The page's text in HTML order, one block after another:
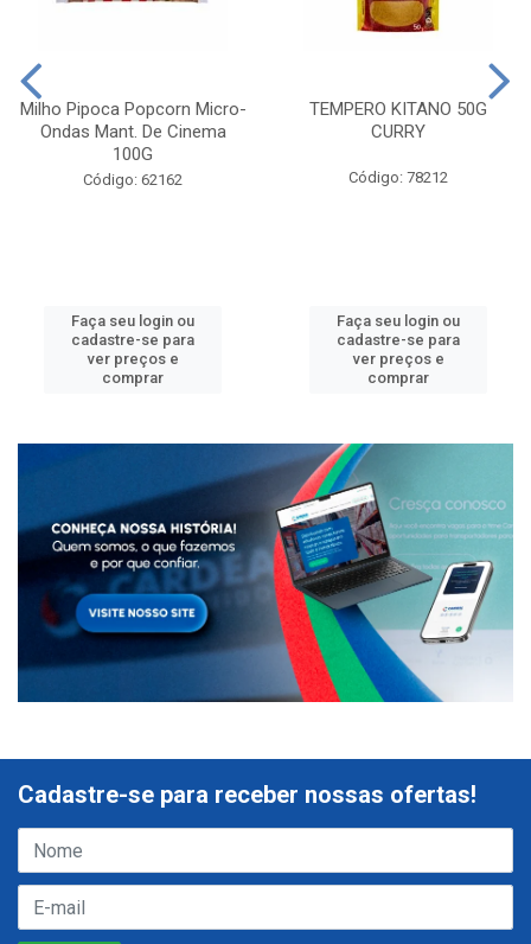
Milho Pipoca Popcorn Micro-
Ondas Mant. De Cinema
100G
Código: 62162
Faça seu login ou
cadastre-se para
ver preços e
comprar
TEMPERO KITANO 50G
CURRY
Código: 78212
Faça seu login ou
cadastre-se para
ver preços e
comprar
Cadastre-se para receber nossas ofertas!